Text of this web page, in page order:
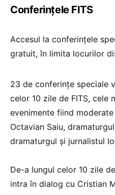
Conferințele FITS
Accesul la conferinţele
gratuit, în limita locurilor
23 de conferinţe speciale
celor 10 zile de FITS, cele
evenimente fiind
Octavian Saiu,
dramaturgul şi jurnalistul
De-a lungul celor 10 zile
intra în dialog cu Cristian